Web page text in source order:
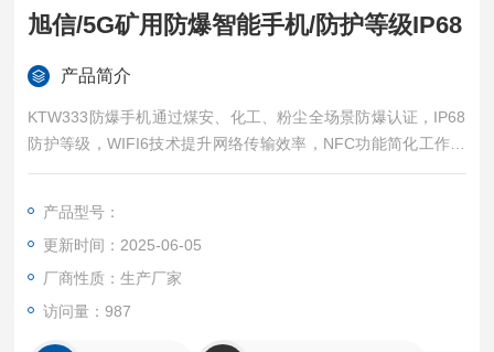
旭信/5G矿用防爆智能手机/防护等级IP68
产品简介
KTW333防爆手机通过煤安、化工、粉尘全场景防爆认证，IP68
防护等级，WIFI6技术提升网络传输效率，NFC功能简化工作流
程，特别设计的扫描选配模块，可快速识别设备信息，是煤矿、
能手机/防护等级IP68
产品型号：
更新时间：2025-06-05
厂商性质：生产厂家
访问量：987